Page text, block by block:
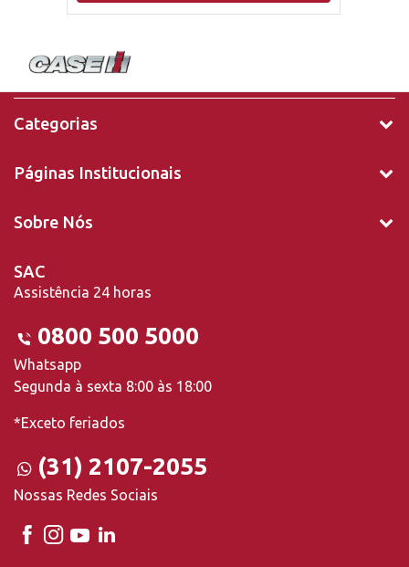
Categorias
Páginas Institucionais
Sobre Nós
SAC
Assistência 24 horas
0800 500 5000
Whatsapp
Segunda à sexta 8:00 às 18:00
*Exceto feriados
(31) 2107-2055
Nossas Redes Sociais